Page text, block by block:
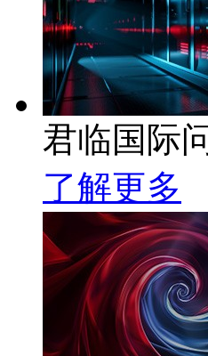
君临国际
了解更多